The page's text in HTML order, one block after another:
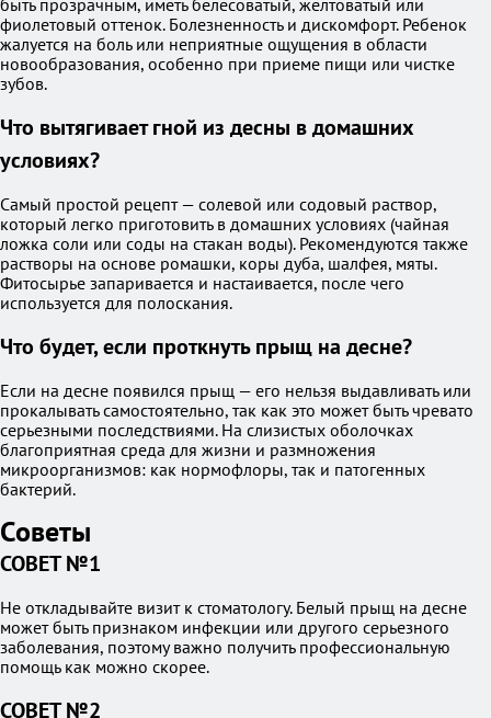
быть прозрачным, иметь белесоватый, желтоватый или
фиолетовый оттенок. Болезненность и дискомфорт. Ребенок
жалуется на боль или неприятные ощущения в области
новообразования, особенно при приеме пищи или чистке
зубов.
Что вытягивает гной из десны в домашних
условиях?
Самый простой рецепт — солевой или содовый раствор,
который легко приготовить в домашних условиях (чайная
ложка соли или соды на стакан воды). Рекомендуются также
растворы на основе ромашки, коры дуба, шалфея, мяты.
Фитосырье запаривается и настаивается, после чего
используется для полоскания.
Что будет, если проткнуть прыщ на десне?
Если на десне появился прыщ — его нельзя выдавливать или
прокалывать самостоятельно, так как это может быть чревато
серьезными последствиями. На слизистых оболочках
благоприятная среда для жизни и размножения
микроорганизмов: как нормофлоры, так и патогенных
бактерий.
Советы
СОВЕТ №1
Не откладывайте визит к стоматологу. Белый прыщ на десне
может быть признаком инфекции или другого серьезного
заболевания, поэтому важно получить профессиональную
помощь как можно скорее.
СОВЕТ №2